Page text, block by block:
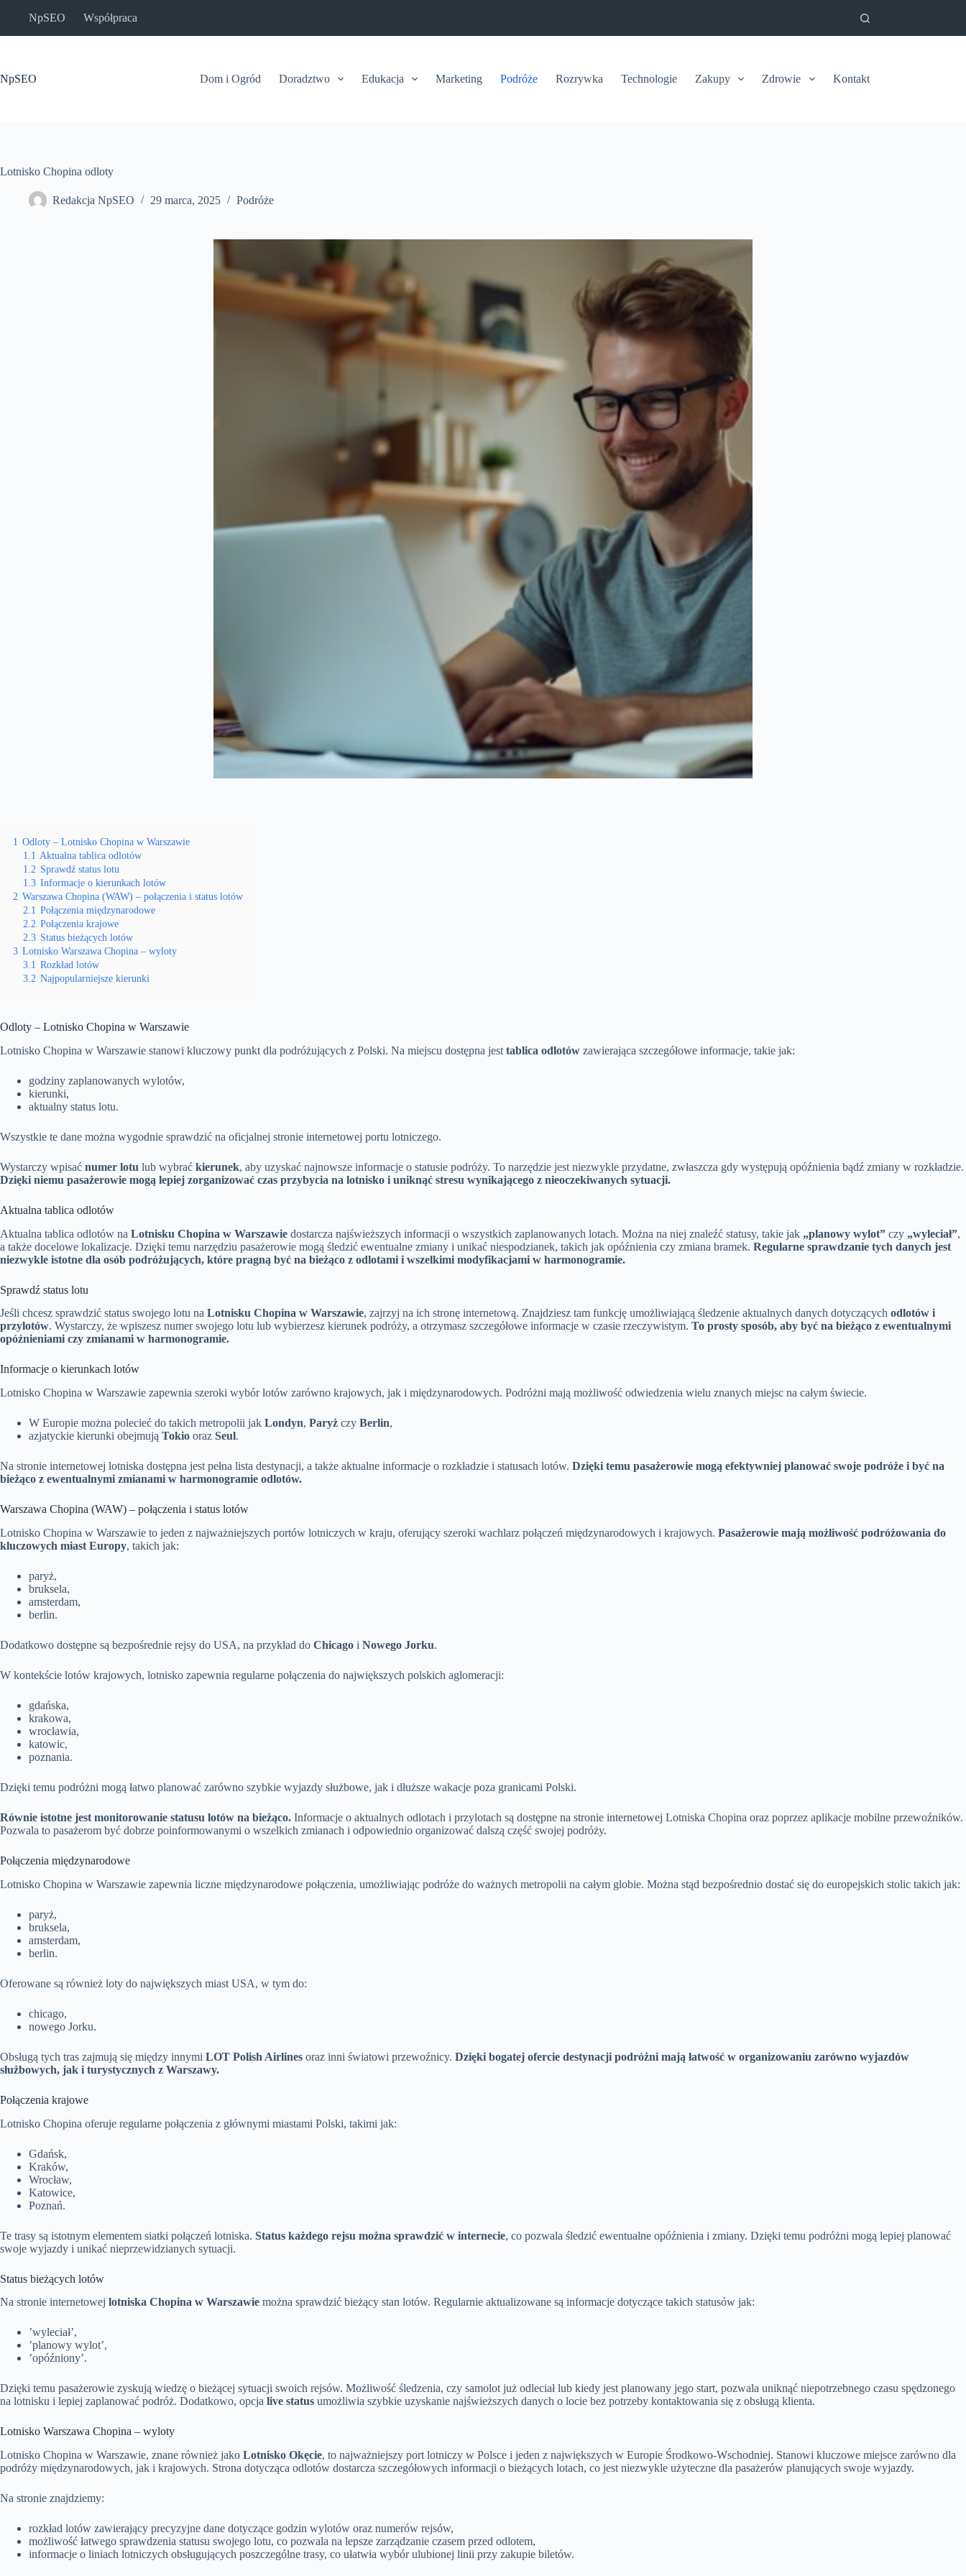
NpSEO Współpraca
NpSEO Dom i Ogród Doradztwo Edukacja Marketing Podróże Rozrywka Technologie Zakupy Zdrowie Kontakt
Lotnisko Chopina odloty
Redakcja NpSEO 29 marca, 2025 Podróże
1 Odloty – Lotnisko Chopina w Warszawie
1.1 Aktualna tablica odlotów
1.2 Sprawdź status lotu
1.3 Informacje o kierunkach lotów
2 Warszawa Chopina (WAW) – połączenia i status lotów
2.1 Połączenia międzynarodowe
2.2 Połączenia krajowe
2.3 Status bieżących lotów
3 Lotnisko Warszawa Chopina – wyloty
3.1 Rozkład lotów
3.2 Najpopularniejsze kierunki
Odloty – Lotnisko Chopina w Warszawie
Lotnisko Chopina w Warszawie stanowi kluczowy punkt dla podróżujących z Polski. Na miejscu dostępna jest tablica odlotów zawierająca szczegółowe informacje, takie jak:
godziny zaplanowanych wylotów,
kierunki,
aktualny status lotu.
Wszystkie te dane można wygodnie sprawdzić na oficjalnej stronie internetowej portu lotniczego.
Wystarczy wpisać numer lotu lub wybrać kierunek, aby uzyskać najnowsze informacje o statusie podróży. To narzędzie jest niezwykle przydatne, zwłaszcza gdy występują opóźnienia bądź zmiany w rozkładzie.
Dzięki niemu pasażerowie mogą lepiej zorganizować czas przybycia na lotnisko i uniknąć stresu wynikającego z nieoczekiwanych sytuacji.
Aktualna tablica odlotów
Aktualna tablica odlotów na Lotnisku Chopina w Warszawie dostarcza najświeższych informacji o wszystkich zaplanowanych lotach. Można na niej znaleźć statusy, takie jak „planowy wylot” czy „wyleciał”,
a także docelowe lokalizacje. Dzięki temu narzędziu pasażerowie mogą śledzić ewentualne zmiany i unikać niespodzianek, takich jak opóźnienia czy zmiana bramek. Regularne sprawdzanie tych danych jest
niezwykle istotne dla osób podróżujących, które pragną być na bieżąco z odlotami i wszelkimi modyfikacjami w harmonogramie.
Sprawdź status lotu
Jeśli chcesz sprawdzić status swojego lotu na Lotnisku Chopina w Warszawie, zajrzyj na ich stronę internetową. Znajdziesz tam funkcję umożliwiającą śledzenie aktualnych danych dotyczących odlotów i
przylotów. Wystarczy, że wpiszesz numer swojego lotu lub wybierzesz kierunek podróży, a otrzymasz szczegółowe informacje w czasie rzeczywistym. To prosty sposób, aby być na bieżąco z ewentualnymi
opóźnieniami czy zmianami w harmonogramie.
Informacje o kierunkach lotów
Lotnisko Chopina w Warszawie zapewnia szeroki wybór lotów zarówno krajowych, jak i międzynarodowych. Podróżni mają możliwość odwiedzenia wielu znanych miejsc na całym świecie.
W Europie można polecieć do takich metropolii jak Londyn, Paryż czy Berlin,
azjatyckie kierunki obejmują Tokio oraz Seul.
Na stronie internetowej lotniska dostępna jest pełna lista destynacji, a także aktualne informacje o rozkładzie i statusach lotów. Dzięki temu pasażerowie mogą efektywniej planować swoje podróże i być na
bieżąco z ewentualnymi zmianami w harmonogramie odlotów.
Warszawa Chopina (WAW) – połączenia i status lotów
Lotnisko Chopina w Warszawie to jeden z najważniejszych portów lotniczych w kraju, oferujący szeroki wachlarz połączeń międzynarodowych i krajowych. Pasażerowie mają możliwość podróżowania do
kluczowych miast Europy, takich jak:
paryż,
bruksela,
amsterdam,
berlin.
Dodatkowo dostępne są bezpośrednie rejsy do USA, na przykład do Chicago i Nowego Jorku.
W kontekście lotów krajowych, lotnisko zapewnia regularne połączenia do największych polskich aglomeracji:
gdańska,
krakowa,
wrocławia,
katowic,
poznania.
Dzięki temu podróżni mogą łatwo planować zarówno szybkie wyjazdy służbowe, jak i dłuższe wakacje poza granicami Polski.
Równie istotne jest monitorowanie statusu lotów na bieżąco. Informacje o aktualnych odlotach i przylotach są dostępne na stronie internetowej Lotniska Chopina oraz poprzez aplikacje mobilne przewoźników.
Pozwala to pasażerom być dobrze poinformowanymi o wszelkich zmianach i odpowiednio organizować dalszą część swojej podróży.
Połączenia międzynarodowe
Lotnisko Chopina w Warszawie zapewnia liczne międzynarodowe połączenia, umożliwiając podróże do ważnych metropolii na całym globie. Można stąd bezpośrednio dostać się do europejskich stolic takich jak:
paryż,
bruksela,
amsterdam,
berlin.
Oferowane są również loty do największych miast USA, w tym do:
chicago,
nowego Jorku.
Obsługą tych tras zajmują się między innymi LOT Polish Airlines oraz inni światowi przewoźnicy. Dzięki bogatej ofercie destynacji podróżni mają łatwość w organizowaniu zarówno wyjazdów
służbowych, jak i turystycznych z Warszawy.
Połączenia krajowe
Lotnisko Chopina oferuje regularne połączenia z głównymi miastami Polski, takimi jak:
Gdańsk,
Kraków,
Wrocław,
Katowice,
Poznań.
Te trasy są istotnym elementem siatki połączeń lotniska. Status każdego rejsu można sprawdzić w internecie, co pozwala śledzić ewentualne opóźnienia i zmiany. Dzięki temu podróżni mogą lepiej planować
swoje wyjazdy i unikać nieprzewidzianych sytuacji.
Status bieżących lotów
Na stronie internetowej lotniska Chopina w Warszawie można sprawdzić bieżący stan lotów. Regularnie aktualizowane są informacje dotyczące takich statusów jak:
’wyleciał’,
’planowy wylot’,
’opóźniony’.
Dzięki temu pasażerowie zyskują wiedzę o bieżącej sytuacji swoich rejsów. Możliwość śledzenia, czy samolot już odleciał lub kiedy jest planowany jego start, pozwala uniknąć niepotrzebnego czasu spędzonego
na lotnisku i lepiej zaplanować podróż. Dodatkowo, opcja live status umożliwia szybkie uzyskanie najświeższych danych o locie bez potrzeby kontaktowania się z obsługą klienta.
Lotnisko Warszawa Chopina – wyloty
Lotnisko Chopina w Warszawie, znane również jako Lotnisko Okęcie, to najważniejszy port lotniczy w Polsce i jeden z największych w Europie Środkowo-Wschodniej. Stanowi kluczowe miejsce zarówno dla
podróży międzynarodowych, jak i krajowych. Strona dotycząca odlotów dostarcza szczegółowych informacji o bieżących lotach, co jest niezwykle użyteczne dla pasażerów planujących swoje wyjazdy.
Na stronie znajdziemy:
rozkład lotów zawierający precyzyjne dane dotyczące godzin wylotów oraz numerów rejsów,
możliwość łatwego sprawdzenia statusu swojego lotu, co pozwala na lepsze zarządzanie czasem przed odlotem,
informacje o liniach lotniczych obsługujących poszczególne trasy, co ułatwia wybór ulubionej linii przy zakupie biletów.